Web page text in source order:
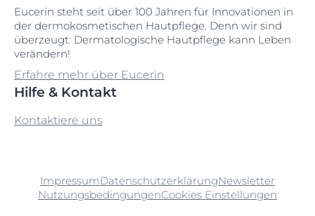
Eucerin steht seit über 100 Jahren für Innovationen in
der dermokosmetischen Hautpflege. Denn wir sind
überzeugt: Dermatologische Hautpflege kann Leben
verändern!
Erfahre mehr über Eucerin
Hilfe & Kontakt
Kontaktiere uns
ImpressumDatenschutzerklärungNewsletter
NutzungsbedingungenCookies Einstellungen